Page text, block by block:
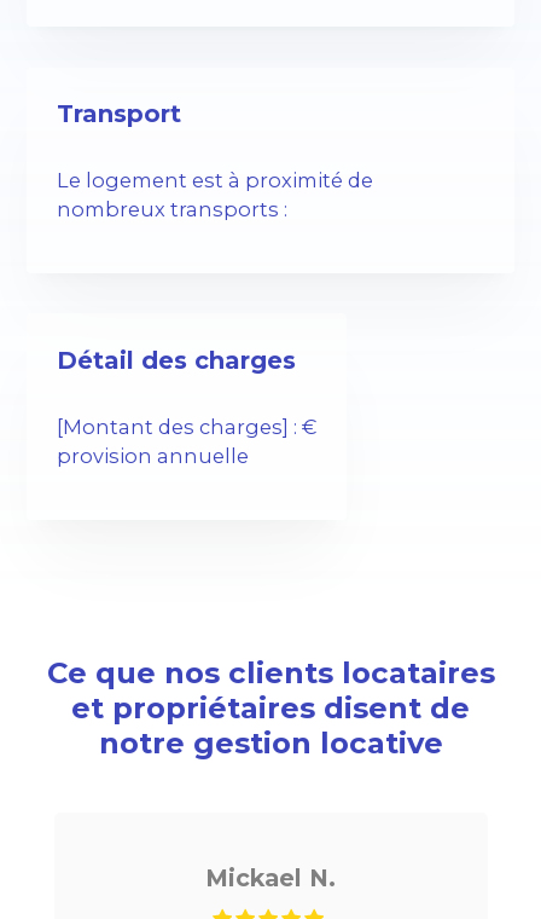
Transport
Le logement est à proximité de
nombreux transports :
Détail des charges
[Montant des charges] : €
provision annuelle
Ce que nos clients locataires
et propriétaires disent de
notre gestion locative